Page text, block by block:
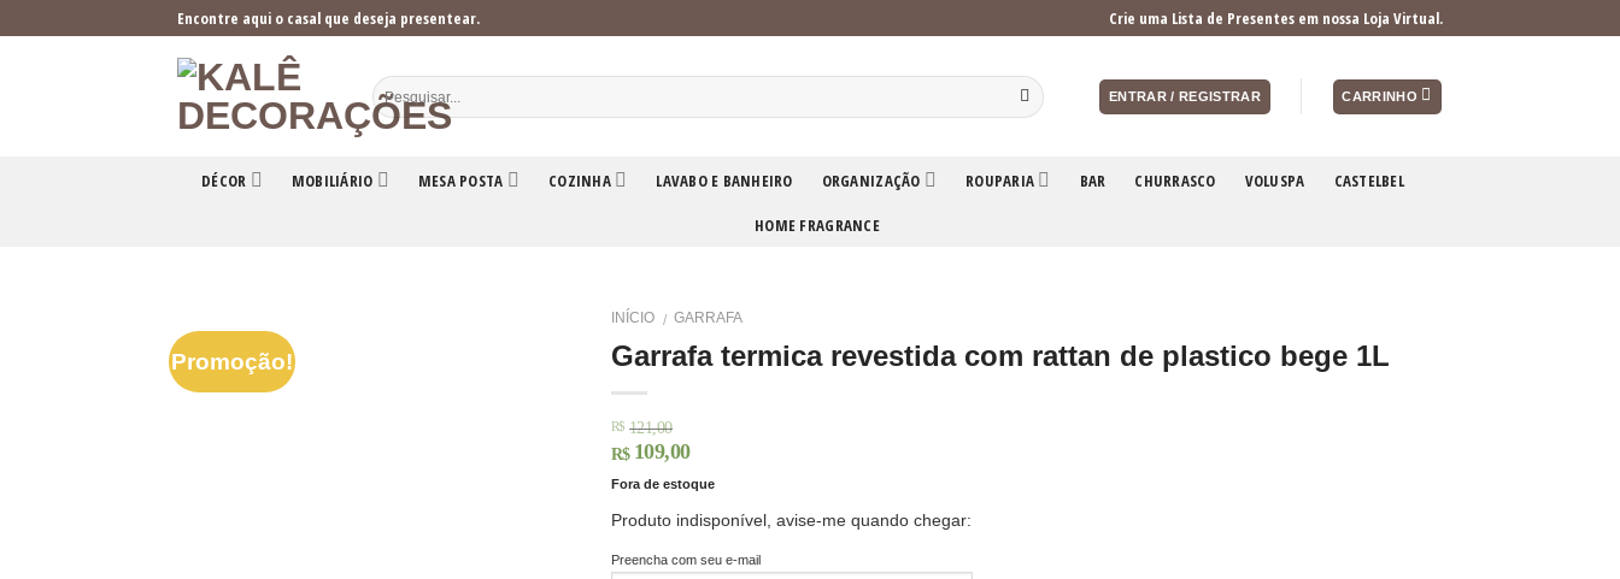
to
Encontre aqui o casal que deseja presentear. Crie uma Lista de Presentes em nossa Loja Virtual.
ENTRAR / REGISTRAR CARRINHO
DÉCOR MOBILIÁRIO MESA POSTA COZINHA LAVABO E BANHEIRO ORGANIZAÇÃO ROUPARIA BAR CHURRASCO VOLUSPA CASTELBEL
HOME FRAGRANCE
Promoção!
INÍCIO / GARRAFA
Garrafa termica revestida com rattan de plastico bege 1L
R$ 121,00
R$ 109,00
Fora de estoque
Produto indisponível, avise-me quando chegar:
Preencha com seu e-mail